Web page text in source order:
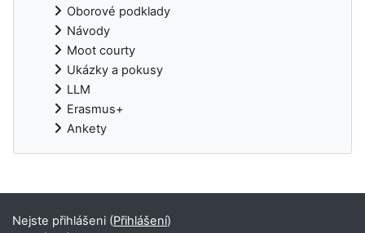
Oborové podklady
Návody
Moot courty
Ukázky a pokusy
LLM
Erasmus+
Ankety
Doplňkové bloky
Nejste přihlášeni (Přihlášení)